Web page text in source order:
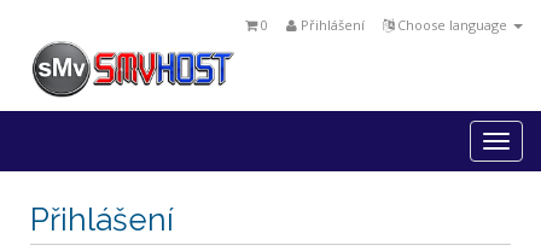
Choose language
Přihlášení
0
Přihlášení